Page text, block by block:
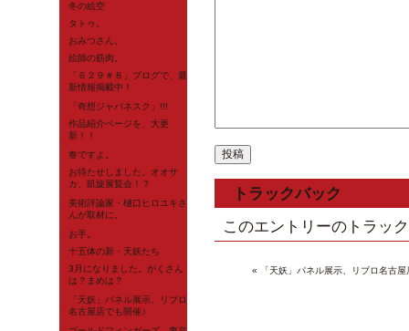
トラックバック
このエントリーのトラッ
« 「天妖」パネル展示、リブロ名古屋
冬の絵空
タトゥ。
おみつさん。
絵師の筋肉。
「６２９＃８」ブログで、最
新情報掲載中！
「奇想ジャパネスク」!!!
作品紹介ページを、大更
新！！
春ですよ。
お待たせしました。オオサ
カ、凱旋展覧会！？
美術評論家・樋口ヒロユキさ
んが取材に。
お手。
十五体の新・天妖たち
3月になりました。がくさん
は？まめは？
「天妖」パネル展示、リブロ
名古屋店でも開催♪